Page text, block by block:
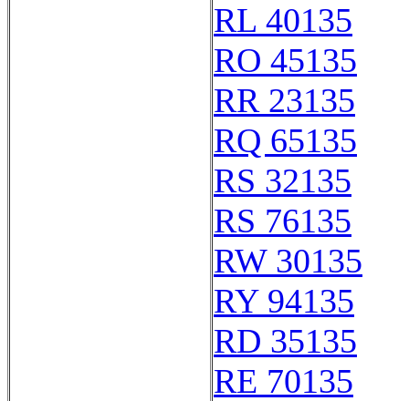
RL 40135
RO 45135
RR 23135
RQ 65135
RS 32135
RS 76135
RW 30135
RY 94135
RD 35135
RE 70135